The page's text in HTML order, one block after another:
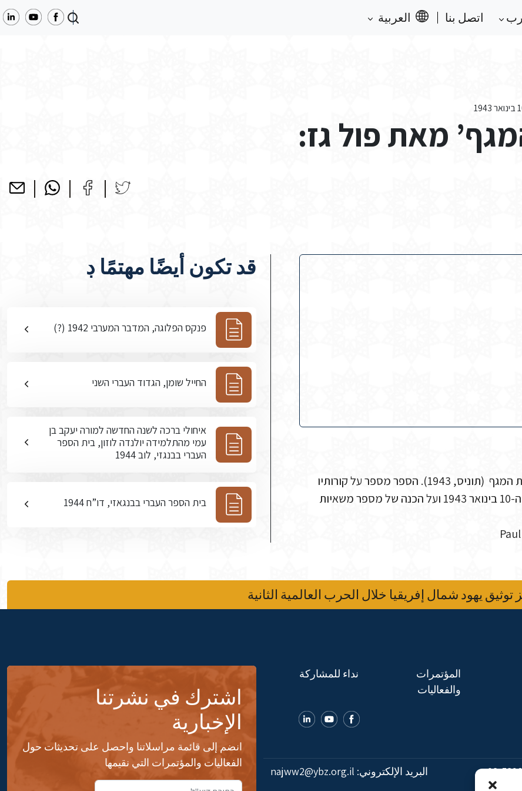
اتصل بنا العربية
מאת פול גז:
פול גז מספר על מאורעות המלחמה בספרו ששה חודשים תחת המגף (תוניס, 1943). הספר מספר על קורותיו
של גז במלחמת העולם השנייה בתוניס. בפרק זה גז מספר על ה-10 בינואר 1943 ועל הכנה של מספר משאיות
قد تكون أيضًا مهتمًا ڊ
פנקס הפלוגה, המדבר המערבי 1942 (?)
החייל שומן, הגדוד העברי השני
איחולי ברכה לשנה החדשה למורה יעקב בן
עמי מהתלמידה יולנדה לוזון, בית הספר
העברי בבנגזי, לוב 1944
בית הספר העברי בבנגאזי, דו”ח 1944
توثيق يهود شمال إفريقيا خلال الحرب العالمية الثانية
المؤتمرات
والفعاليات
نداء للمشاركة
02- البريد الإلكتروني: najww2@ybz.org.il
اشترك في نشرتنا
الإخبارية
انضم إلى قائمة مراسلاتنا واحصل على تحديثات حول
الفعاليات والمؤتمرات التي نقيمها